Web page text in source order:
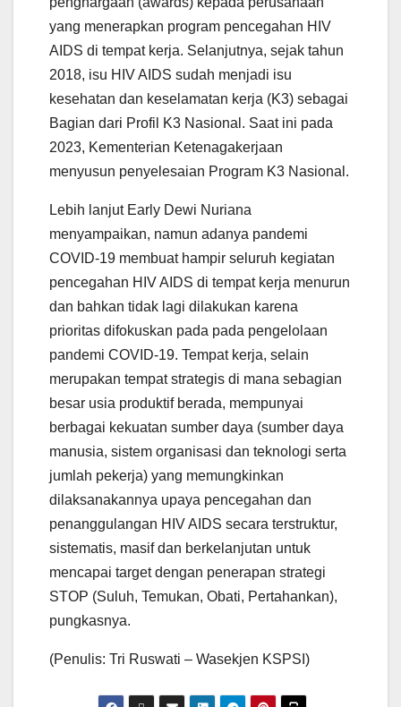
yang menerapkan program pencegahan HIV
AIDS di tempat kerja. Selanjutnya, sejak tahun
2018, isu HIV AIDS sudah menjadi isu
kesehatan dan keselamatan kerja (K3) sebagai
Bagian dari Profil K3 Nasional. Saat ini pada
2023, Kementerian Ketenagakerjaan
menyusun penyelesaian Program K3 Nasional.
Lebih lanjut Early Dewi Nuriana
menyampaikan, namun adanya pandemi
COVID-19 membuat hampir seluruh kegiatan
pencegahan HIV AIDS di tempat kerja menurun
dan bahkan tidak lagi dilakukan karena
prioritas difokuskan pada pada pengelolaan
pandemi COVID-19. Tempat kerja, selain
merupakan tempat strategis di mana sebagian
besar usia produktif berada, mempunyai
berbagai kekuatan sumber daya (sumber daya
manusia, sistem organisasi dan teknologi serta
jumlah pekerja) yang memungkinkan
dilaksanakannya upaya pencegahan dan
penanggulangan HIV AIDS secara terstruktur,
sistematis, masif dan berkelanjutan untuk
mencapai target dengan penerapan strategi
STOP (Suluh, Temukan, Obati, Pertahankan),
pungkasnya.
(Penulis: Tri Ruswati – Wasekjen KSPSI)